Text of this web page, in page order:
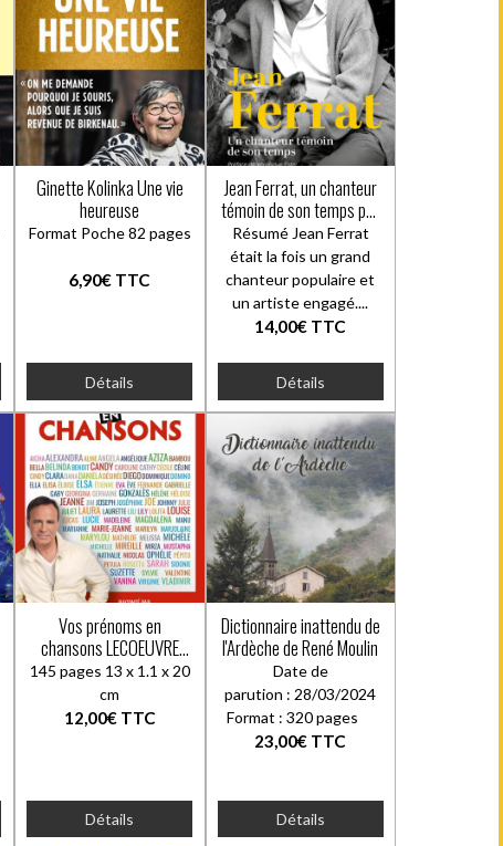
Ginette Kolinka Une vie
heureuse
Format Poche 82 pages
6,90€ TTC
Détails
Jean Ferrat, un chanteur
témoin de son temps par
Ivan Perey
Résumé Jean Ferrat
était la fois un grand
chanteur populaire et
un artiste engagé....
14,00€ TTC
Détails
Vos prénoms en
chansons LECOEUVRE
FABIEN
145 pages 13 x 1.1 x 20
cm
12,00€ TTC
Détails
Dictionnaire inattendu de
l'Ardèche de René Moulin
Date de
parution : 28/03/2024
Format : 320 pages
23,00€ TTC
Détails